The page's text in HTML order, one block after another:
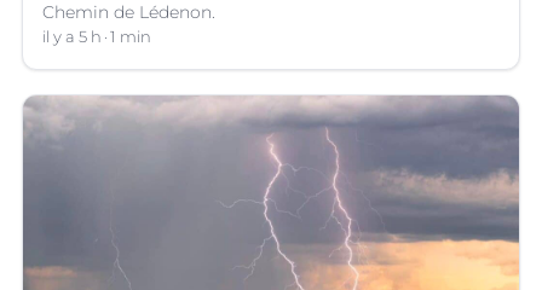
Chemin de Lédenon.
il y a 5 h 1 min